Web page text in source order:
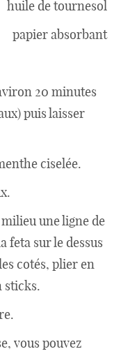
huile de tournesol
papier absorbant
20 minutes
puis laisser
ciselée.
une ligne de
feta sur le dessus
cotés, plier en
sticks.
vous pouvez